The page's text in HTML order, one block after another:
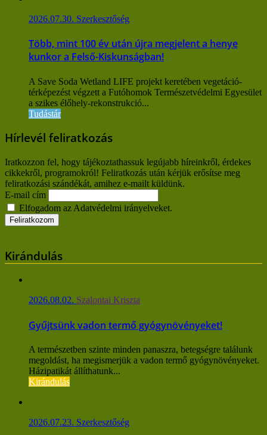
2026.07.30. Szerkesztőség
Több, mint 100 év után újra megjelent a henye
kunkor a Felső-Kiskunságban!
A Save Soda Wetland LIFE projekt keretében vegetáció-
térképezést végzett a Futóhomok Természetvédelmi Egyesület
a szikes élőhely-rekonstrukció...
Tudástár
Hírlevél feliratkozás
Iratkozzon fel, hogy tájékoztathassuk legújabb híreinkről, érdekes
cikkekről, programokról! Feliratkozás után kérjük erősítse meg
feliratkozási szándékát, amihez e-mailt küldünk.
E-mail cím
Elfogadom az Adatvédelmi irányelveket.
Kirándulás
2026.08.02. Szalontai Kriszta
Gyűjtsünk vadon termő gyógynövényeket!
A természetben szinte minden panaszra, betegségre találunk
megoldást, ha megismerjük a vadon termő gyógynövényeket.
Házipatikát állíthatunk...
Kirándulás
2026.07.23. Szerkesztőség